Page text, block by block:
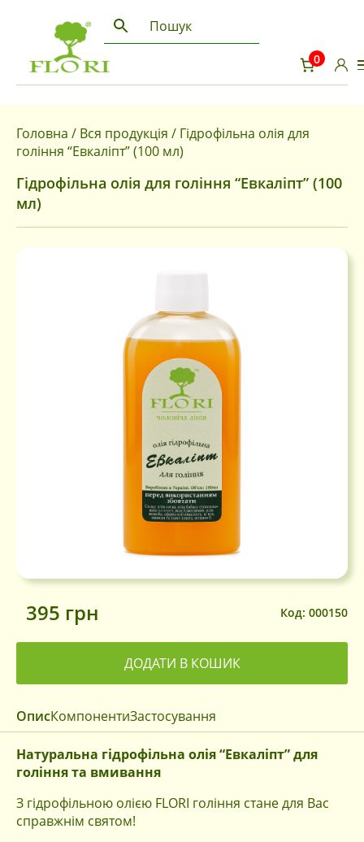
0
Головна / Вся продукція / Гідрофільна олія для
гоління “Евкаліпт” (100 мл)
Гідрофільна олія для гоління “Евкаліпт” (100
мл)
395 грн Код: 000150
ДОДАТИ В КОШИК
ОписКомпонентиЗастосування
Натуральна гідрофільна олія “Евкаліпт” для
гоління та вмивання
З гідрофільною олією FLORI гоління стане для Вас
справжнім святом!